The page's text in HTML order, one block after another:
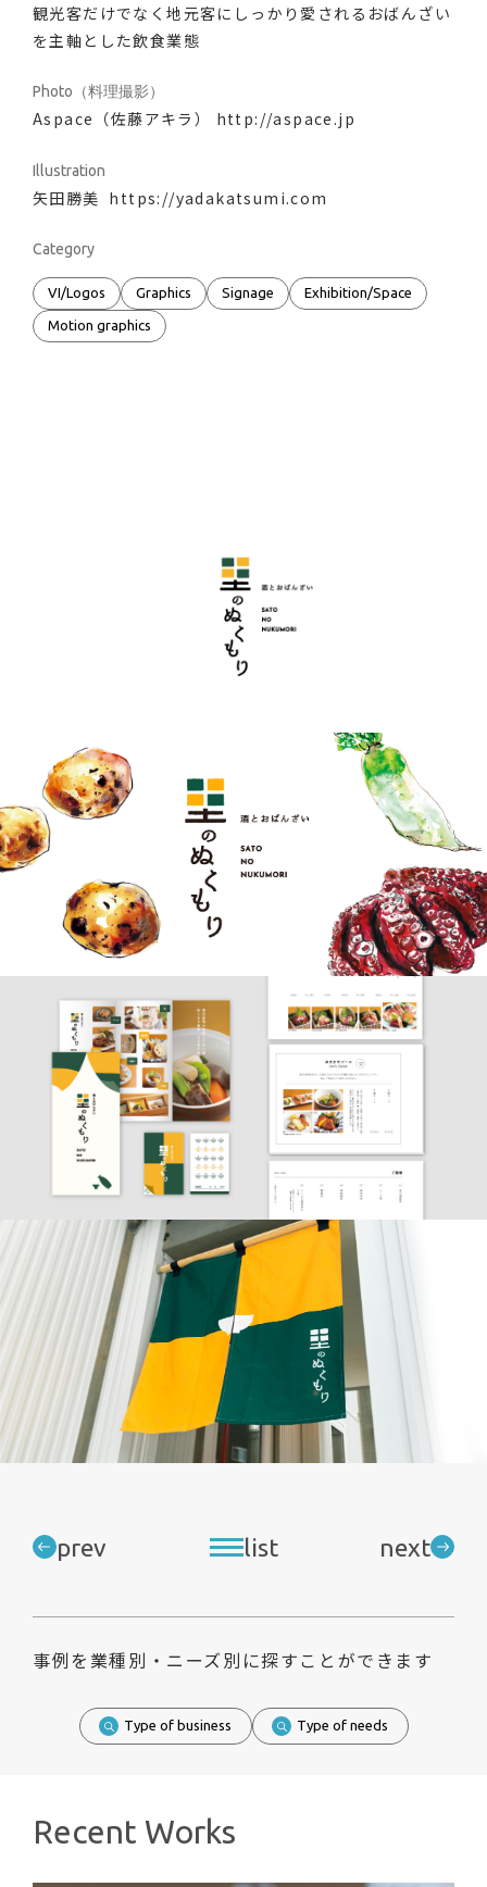
観光客だけでなく地元客にしっかり愛されるおばんざい
を主軸とした飲食業態
Photo（料理撮影）
Aspace（佐藤アキラ） http://aspace.jp
Illustration
矢田勝美 https://yadakatsumi.com
Category
VI/Logos Graphics Signage Exhibition/Space
Motion graphics
prev list next
事例を業種別・ニーズ別に探すことができます
Type of business Type of needs
Recent Works